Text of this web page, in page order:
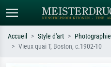
Accueil Style d'art Photographie
Vieux quai T, Boston, c.1902-10